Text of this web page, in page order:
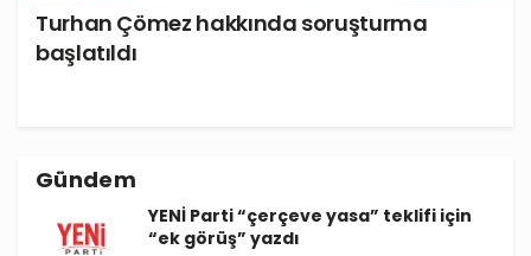
Turhan Çömez hakkında soruşturma
başlatıldı
Gündem
YENİ Parti “çerçeve yasa” teklifi için
“ek görüş” yazdı